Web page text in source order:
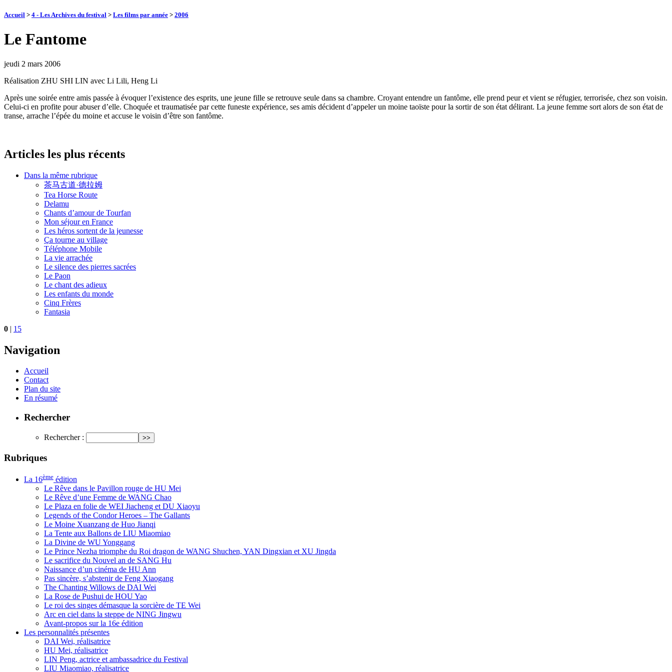
Accueil > 4 - Les Archives du festival > Les films par année > 2006
Le Fantome
jeudi 2 mars 2006
Réalisation ZHU SHI LIN avec Li Lili, Heng Li
Après une soirée entre amis passée à évoquer l’existence des esprits, une jeune fille se retrouve seule dans sa chambre. Croyant entendre un fantôme, elle prend peur et vient se réfugier, terrorisée, chez son voisin.
Celui-ci en profite pour abuser d’elle. Choquée et traumatisée par cette funeste expérience, ses amis décident d’appeler un moine taoïste pour la sortir de son état délirant. La jeune femme sort alors de son état de
transe, arrache l’épée du moine et accuse le voisin d’être son fantôme.
Articles les plus récents
Dans la même rubrique
茶马古道·德拉姆
Tea Horse Route
Delamu
Chants d’amour de Tourfan
Mon séjour en France
Les héros sortent de la jeunesse
Ça tourne au village
Téléphone Mobile
La vie arrachée
Le silence des pierres sacrées
Le Paon
Le chant des adieux
Les enfants du monde
Cinq Frères
Fantasia
0 | 15
Navigation
Accueil
Contact
Plan du site
En résumé
Rechercher
Rechercher :
Rubriques
La 16ème édition
Le Rêve dans le Pavillon rouge de HU Mei
Le Rêve d’une Femme de WANG Chao
Le Plaza en folie de WEI Jiacheng et DU Xiaoyu
Legends of the Condor Heroes – The Gallants
Le Moine Xuanzang de Huo Jianqi
La Tente aux Ballons de LIU Miaomiao
La Divine de WU Yonggang
Le Prince Nezha triomphe du Roi dragon de WANG Shuchen, YAN Dingxian et XU Jingda
Le sacrifice du Nouvel an de SANG Hu
Naissance d’un cinéma de HU Ann
Pas sincère, s’abstenir de Feng Xiaogang
The Chanting Willows de DAI Wei
La Rose de Pushui de HOU Yao
Le roi des singes démasque la sorcière de TE Wei
Arc en ciel dans la steppe de NING Jingwu
Avant-propos sur la 16e édition
Les personnalités présentes
DAI Wei, réalisatrice
HU Mei, réalisatrice
LIN Peng, actrice et ambassadrice du Festival
LIU Miaomiao, réalisatrice